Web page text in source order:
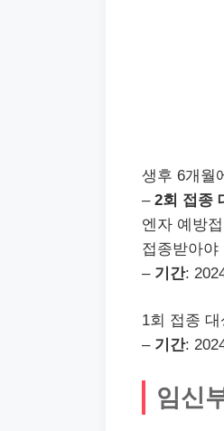
생후 6개월
– 2회 접종
엔자 예방
접종받아야
– 기간:
1회 접종
– 기간:
임신